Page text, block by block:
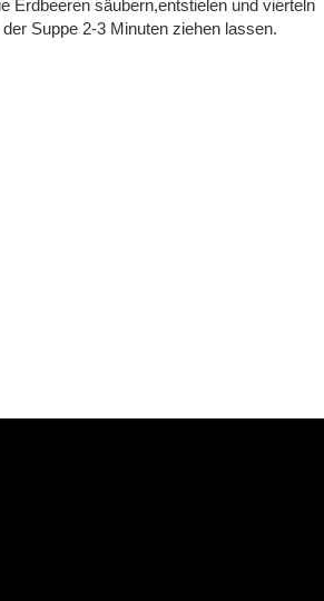
Erdbeeren säubern,entstielen und vierteln
der Suppe 2-3 Minuten ziehen lassen.